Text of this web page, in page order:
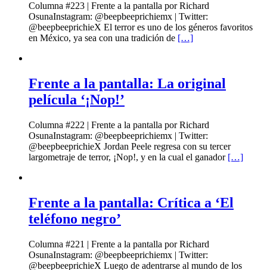
Columna #223 | Frente a la pantalla por Richard
OsunaInstagram: @beepbeeprichiemx | Twitter:
@beepbeeprichieX El terror es uno de los géneros favoritos
en México, ya sea con una tradición de […]
Frente a la pantalla: La original
película ‘¡Nop!’
Columna #222 | Frente a la pantalla por Richard
OsunaInstagram: @beepbeeprichiemx | Twitter:
@beepbeeprichieX Jordan Peele regresa con su tercer
largometraje de terror, ¡Nop!, y en la cual el ganador […]
Frente a la pantalla: Crítica a ‘El
teléfono negro’
Columna #221 | Frente a la pantalla por Richard
OsunaInstagram: @beepbeeprichiemx | Twitter:
@beepbeeprichieX Luego de adentrarse al mundo de los